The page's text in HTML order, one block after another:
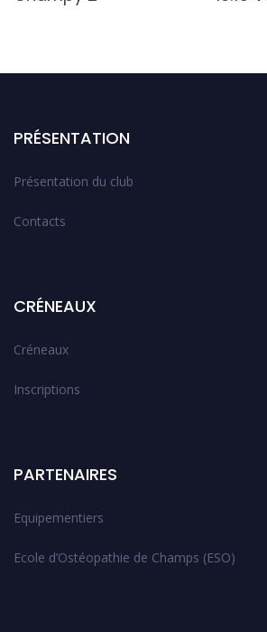
PRÉSENTATION
Présentation du club
Contacts
CRÉNEAUX
Créneaux
Inscriptions
PARTENAIRES
Equipementiers
Ecole d’Ostéopathie de Champs (ESO)